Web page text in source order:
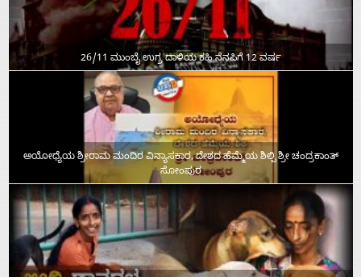
26/11 ಮುಂಬೈ ಉಗ್ರ ದಾಳಿಯ ಕಹಿ ನೆನಪಿಗೆ 12 ವರ್ಷ
ಅಯೋಧ್ಯೆಯ ಶ್ರೀರಾಮ ಮಂದಿರ ವಿನ್ಯಾಸಕಾರ, ದೇಶದ ಹೆಮ್ಮೆಯ ಶಿಲ್ಪಿ ಶ್ರೀ ಚಂದ್ರಕಾಂತ್‌
ಸೋಂಪುರ